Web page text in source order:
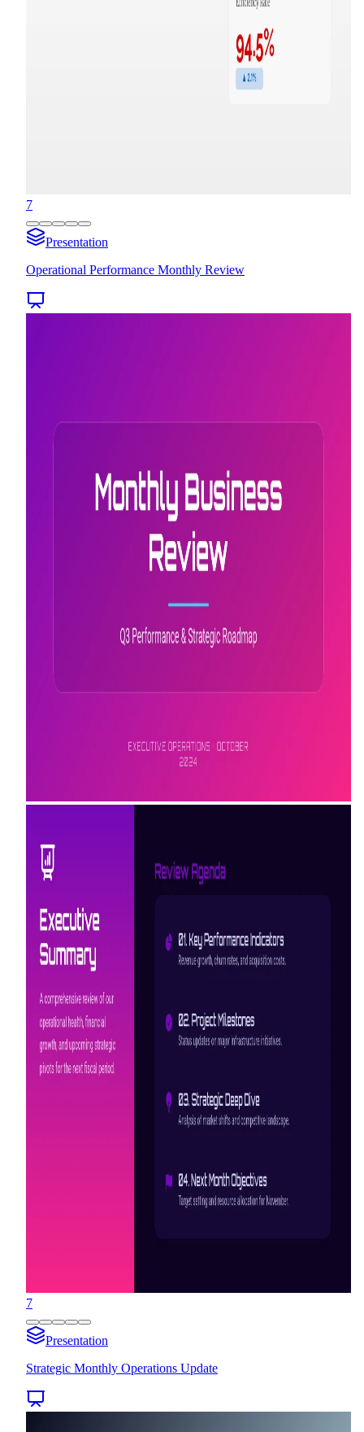
7
Presentation
Operational Performance Monthly Review
7
Presentation
Strategic Monthly Operations Update